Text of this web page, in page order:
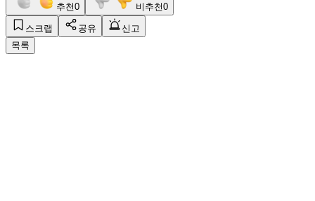
추천0 비추천0
스크랩 공유
신고
목록